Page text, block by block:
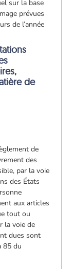
sur la base
prévues
de l’année
de
de
des
par la voie
des États
aux articles
tout ou
la voie de
dues sont
85 du